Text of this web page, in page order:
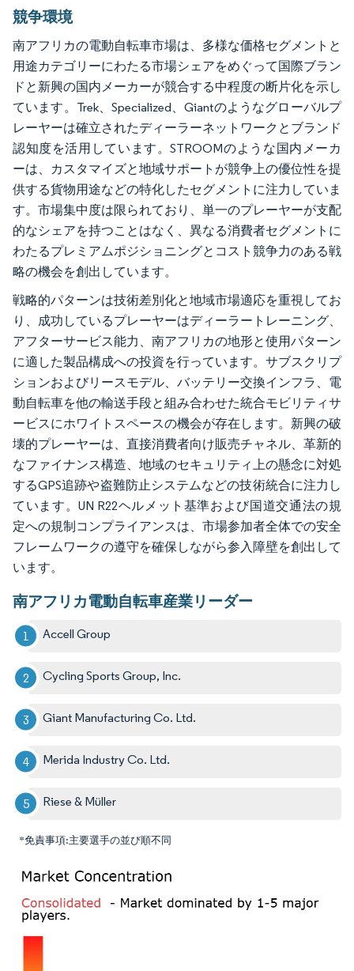
競争環境
南アフリカの電動自転車市場は、多様な価格セグメントと
用途カテゴリーにわたる市場シェアをめぐって国際ブラン
ドと新興の国内メーカーが競合する中程度の断片化を示し
ています。Trek、Specialized、Giantのようなグローバルプ
レーヤーは確立されたディーラーネットワークとブランド
認知度を活用しています。STROOMのような国内メーカ
ーは、カスタマイズと地域サポートが競争上の優位性を提
供する貨物用途などの特化したセグメントに注力していま
す。市場集中度は限られており、単一のプレーヤーが支配
的なシェアを持つことはなく、異なる消費者セグメントに
わたるプレミアムポジショニングとコスト競争力のある戦
略の機会を創出しています。
戦略的パターンは技術差別化と地域市場適応を重視してお
り、成功しているプレーヤーはディーラートレーニング、
アフターサービス能力、南アフリカの地形と使用パターン
に適した製品構成への投資を行っています。サブスクリプ
ションおよびリースモデル、バッテリー交換インフラ、電
動自転車を他の輸送手段と組み合わせた統合モビリティサ
ービスにホワイトスペースの機会が存在します。新興の破
壊的プレーヤーは、直接消費者向け販売チャネル、革新的
なファイナンス構造、地域のセキュリティ上の懸念に対処
するGPS追跡や盗難防止システムなどの技術統合に注力し
ています。UN R22ヘルメット基準および国道交通法の規
定への規制コンプライアンスは、市場参加者全体での安全
フレームワークの遵守を確保しながら参入障壁を創出して
います。
南アフリカ電動自転車産業リーダー
Accell Group
Cycling Sports Group, Inc.
Giant Manufacturing Co. Ltd.
Merida Industry Co. Ltd.
Riese & Müller
*免責事項:主要選手の並び順不同